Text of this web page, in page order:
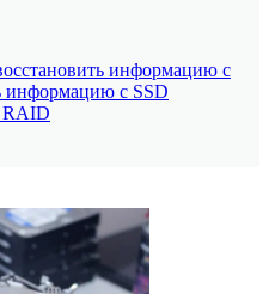
информацию с
информацию с SSD
RAID